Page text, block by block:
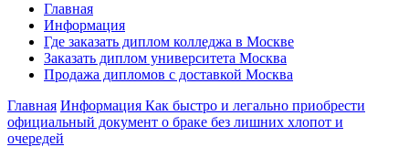
Главная
Информация
Где заказать диплом колледжа в Москве
Заказать диплом университета Москва
Продажа дипломов с доставкой Москва
Главная Информация Как быстро и легально приобрести
официальный документ о браке без лишних хлопот и
очередей